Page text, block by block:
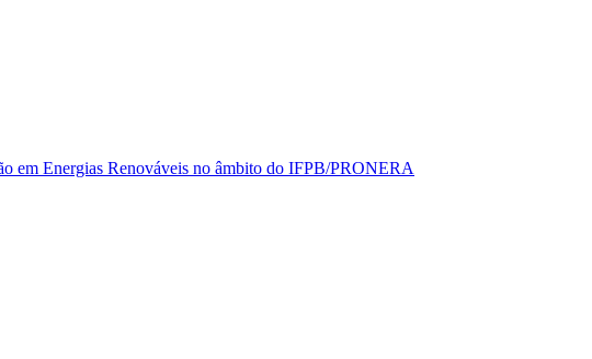
em Energias Renováveis no âmbito do IFPB/PRONERA